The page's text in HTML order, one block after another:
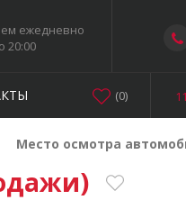
ежедневно
20:00
(0)
Место осмотра